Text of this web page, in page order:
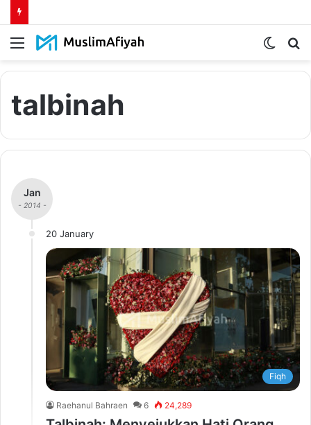
Menu
Switch
talbinah
Jan
- 2014 -
20 January
Fiqh
Raehanul Bahraen 6 24,289